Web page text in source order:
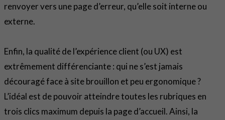
renvoyer vers une page d’erreur, qu’elle soit interne ou
externe.
Enfin, la qualité de l’expérience client (ou UX) est
extrêmement différenciante : qui ne s’est jamais
découragé face à site brouillon et peu ergonomique ?
L’idéal est de pouvoir atteindre toutes les rubriques en
trois clics maximum depuis la page d’accueil. Ainsi, la